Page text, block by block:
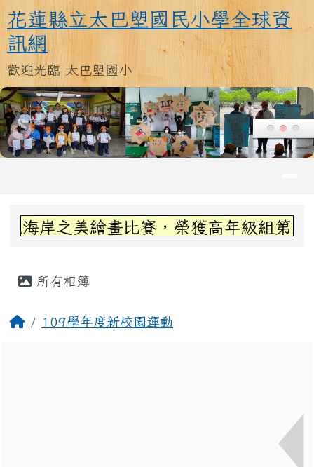
跳至主內容區
花蓮縣立太巴塱國民小學全球資訊
花蓮縣立太巴塱國民小學全球資
訊網
歡迎光臨 太巴塱國小
上中區域內容
繪畫比賽，榮獲高年級組第三名~感謝
所有相簿
回首頁
109學年度新校園運動